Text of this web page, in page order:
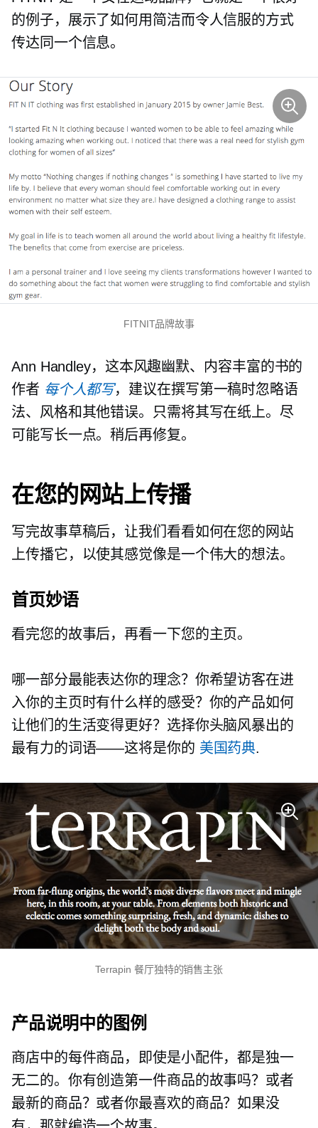
的例子，展示了如何用简洁而令人信服的方式
传达同一个信息。
FITNIT品牌故事
Ann Handley，这本风趣幽默、内容丰富的书的
作者 每个人都写，建议在撰写第一稿时忽略语
法、风格和其他错误。只需将其写在纸上。尽
可能写长一点。稍后再修复。
在您的网站上传播
写完故事草稿后，让我们看看如何在您的网站
上传播它，以使其感觉像是一个伟大的想法。
首页妙语
看完您的故事后，再看一下您的主页。
哪一部分最能表达你的理念？你希望访客在进
入你的主页时有什么样的感受？你的产品如何
让他们的生活变得更好？选择你头脑风暴出的
最有力的词语——这将是你的 美国药典.
Terrapin 餐厅独特的销售主张
产品说明中的图例
商店中的每件商品，即使是小配件，都是独一
无二的。你有创造第一件商品的故事吗？或者
最新的商品？或者你最喜欢的商品？如果没